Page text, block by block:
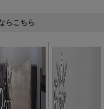
らこちら